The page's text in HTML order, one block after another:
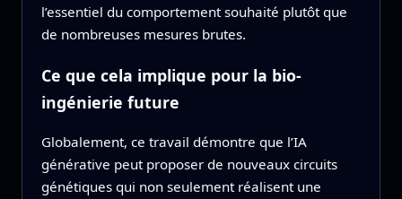
l’essentiel du comportement souhaité plutôt que
de nombreuses mesures brutes.
Ce que cela implique pour la bio-
ingénierie future
Globalement, ce travail démontre que l’IA
générative peut proposer de nouveaux circuits
génétiques qui non seulement réalisent une